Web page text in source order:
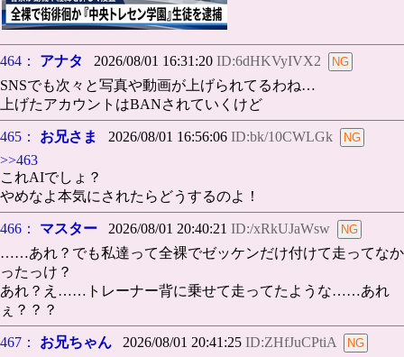
464： アナタ 2026/08/01 16:31:20 ID:6dHKVyIVX2
SNSでも次々と写真や動画が上げられてるわね…
上げたアカウントはBANされていくけど
465： お兄さま 2026/08/01 16:56:06 ID:bk/10CWLGk
>>463
これAIでしょ？
やめなよ本気にされたらどうするのよ！
466： マスター 2026/08/01 20:40:21 ID:/xRkUJaWsw
……あれ？でも私達って全裸でゼッケンだけ付けて走ってなか
ったっけ？
あれ？え……トレーナー背に乗せて走ってたような……あれ
ぇ？？？
467： お兄ちゃん 2026/08/01 20:41:25 ID:ZHfJuCPtiA